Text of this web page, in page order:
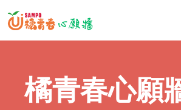
橘青春心願